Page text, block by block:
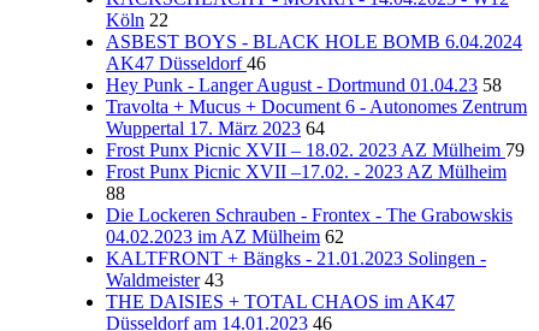
Köln 22
ASBEST BOYS - BLACK HOLE BOMB 6.04.2024
AK47 Düsseldorf46
Hey Punk - Langer August - Dortmund 01.04.23 58
Travolta + Mucus + Document 6 - Autonomes Zentrum
Wuppertal 17. März 2023 64
Frost Punx Picnic XVII – 18.02. 2023 AZ Mülheim 79
Frost Punx Picnic XVII –17.02. - 2023 AZ Mülheim
88
Die Lockeren Schrauben - Frontex - The Grabowskis
04.02.2023 im AZ Mülheim 62
KALTFRONT + Bängks - 21.01.2023 Solingen -
Waldmeister 43
THE DAISIES + TOTAL CHAOS im AK47
Düsseldorf am 14.01.2023 46